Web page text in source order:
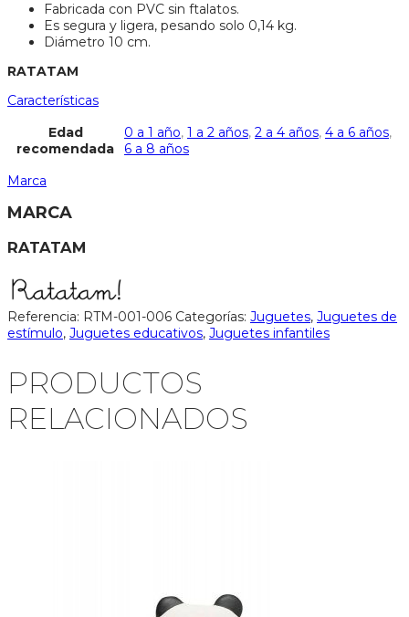
Fabricada con PVC sin ftalatos.
Es segura y ligera, pesando solo 0,14 kg.
Diámetro 10 cm.
RATATAM
Características
Edad
recomendada
0 a 1 año, 1 a 2 años, 2 a 4 años, 4 a 6 años,
6 a 8 años
Marca
MARCA
RATATAM
Referencia: RTM-001-006 Categorías: Juguetes, Juguetes de
estímulo, Juguetes educativos, Juguetes infantiles
PRODUCTOS
RELACIONADOS